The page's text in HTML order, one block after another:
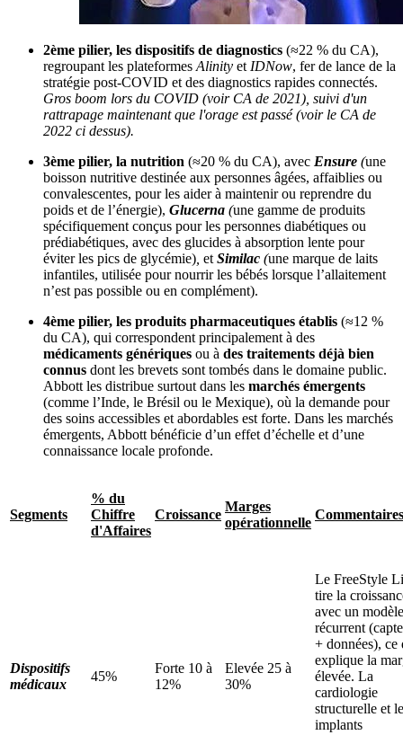
2ème pilier, les dispositifs de diagnostics (≈22 % du CA),
regroupant les plateformes Alinity et IDNow, fer de lance de la
stratégie post-COVID et des diagnostics rapides connectés.
Gros boom lors du COVID (voir CA de 2021), suivi d'un
rattrapage maintenant que l'orage est passé (voir le CA de
2022 ci dessus).
3ème pilier, la nutrition (≈20 % du CA), avec Ensure (une
boisson nutritive destinée aux personnes âgées, affaiblies ou
convalescentes, pour les aider à maintenir ou reprendre du
poids et de l’énergie), Glucerna (une gamme de produits
spécifiquement conçus pour les personnes diabétiques ou
prédiabétiques, avec des glucides à absorption lente pour
éviter les pics de glycémie) et Similac (une marque de laits
infantiles, utilisée pour nourrir les bébés lorsque l’allaitement
n’est pas possible ou en complément).
4ème pilier, les produits pharmaceutiques établis (≈12 %
du CA), qui correspondent principalement à des
médicaments génériques ou à des traitements déjà bien
connus dont les brevets sont tombés dans le domaine public.
Abbott les distribue surtout dans les marchés émergents
(comme l’Inde, le Brésil ou le Mexique), où la demande pour
des soins accessibles et abordables est forte. Dans les marchés
émergents, Abbott bénéficie d’un effet d’échelle et d’une
connaissance locale profonde.
Segments
% du
Chiffre
d'Affaires
Croissance
Marges
opérationnelle
Commentaires
Dispositifs
médicaux
45%
Forte 10 à
12%
Elevée 25 à
30%
Le FreeStyle
tire la
avec un modèle
récurrent
+ données), ce
explique la
élevée. La
cardiologie
structurelle et
implants